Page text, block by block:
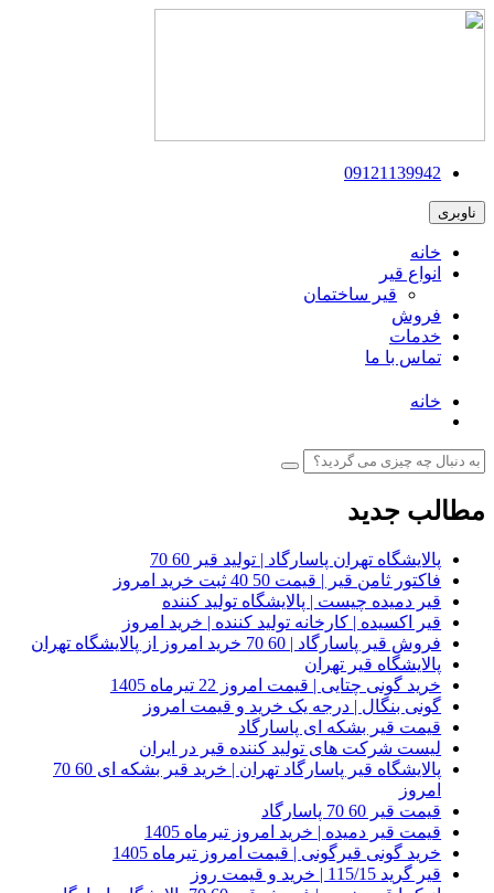
09121139942
ناوبری
خانه
انواع قیر
قیر ساختمان
فروش
خدمات
تماس با ما
خانه
مطالب جدید
پالایشگاه تهران پاسارگاد | تولید قیر 60 70
فاکتور ثامن قیر | قیمت 50 40 ثبت خرید امروز
قیر دمیده چیست | پالایشگاه تولید کننده
قیر اکسیده | کارخانه تولید کننده | خرید امروز
فروش قیر پاسارگاد | 60 70 خرید امروز از پالایشگاه تهران
پالایشگاه قیر تهران
خرید گونی چتایی | قیمت امروز 22 تیرماه 1405
گونی بنگال | درجه یک خرید و قیمت امروز
قیمت قیر بشکه ای پاسارگاد
لیست شرکت های تولید کننده قیر در ایران
پالایشگاه قیر پاسارگاد تهران | خرید قیر بشکه ای 60 70
امروز
قیمت قیر 60 70 پاسارگاد
قیمت قیر دمیده | خرید امروز تیرماه 1405
خرید گونی قیرگونی | قیمت امروز تیرماه 1405
قیر گرید 115/15 | خرید و قیمت روز